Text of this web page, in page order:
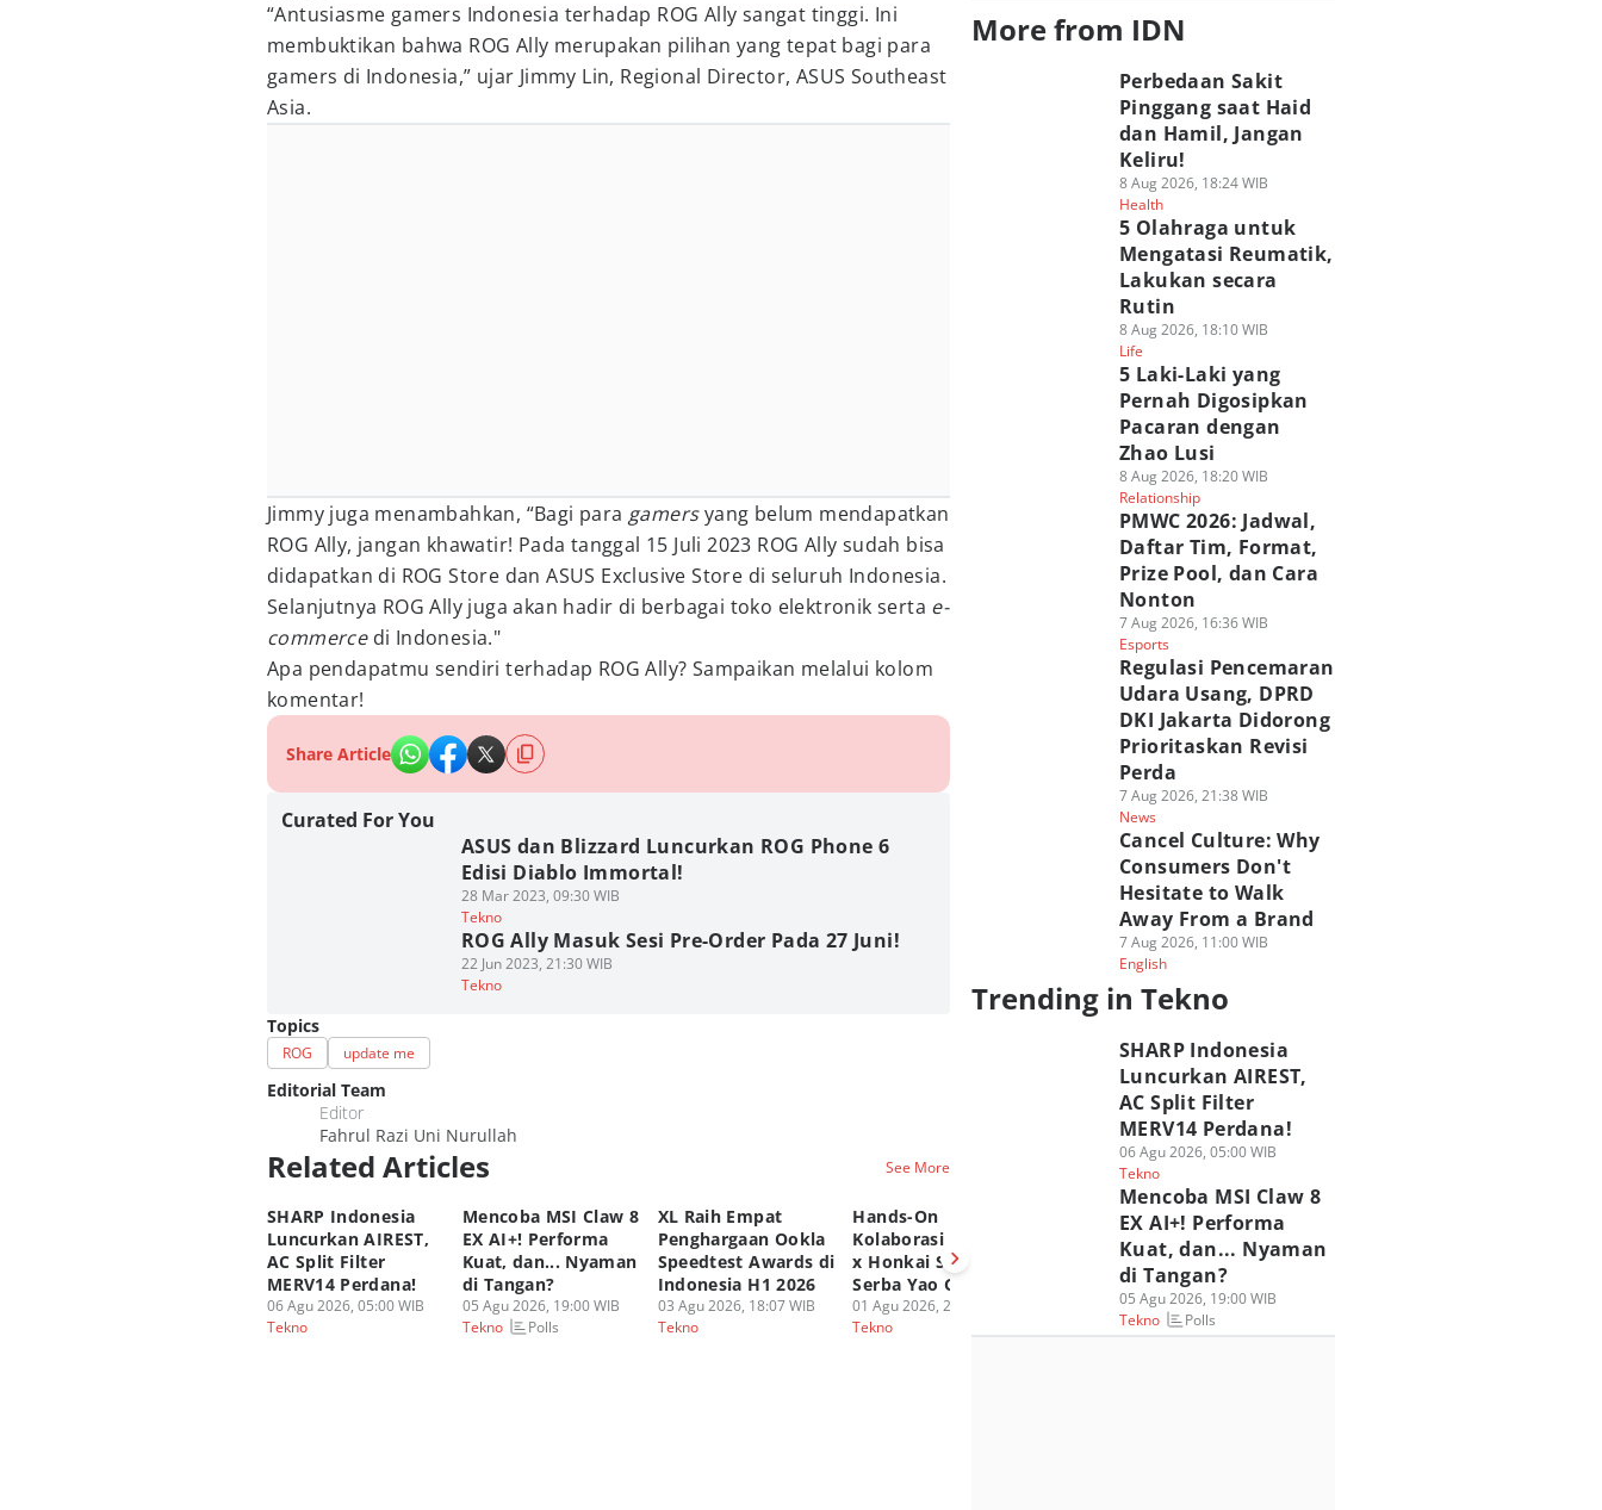
“Antusiasme gamers Indonesia terhadap ROG Ally sangat tinggi. Ini
membuktikan bahwa ROG Ally merupakan pilihan yang tepat bagi para
gamers di Indonesia,” ujar Jimmy Lin, Regional Director, ASUS Southeast
Asia.
Jimmy juga menambahkan, “Bagi para gamersyang belum mendapatkan
ROG Ally, jangan khawatir! Pada tanggal 15 Juli 2023 ROG Ally sudah bisa
didapatkan di ROG Store dan ASUS Exclusive Store di seluruh Indonesia.
Selanjutnya ROG Ally juga akan hadir di berbagai toko elektronik serta e-
commercedi Indonesia."
Apa pendapatmu sendiri terhadap ROG Ally? Sampaikan melalui kolom
komentar!
Share Article
Curated For You
ASUS dan Blizzard Luncurkan ROG Phone 6
Edisi Diablo Immortal!
28 Mar 2023, 09:30 WIB
Tekno
ROG Ally Masuk Sesi Pre-Order Pada 27 Juni!
22 Jun 2023, 21:30 WIB
Tekno
Topics
ROG update me
Editorial Team
Editor
Fahrul Razi Uni Nurullah
Related Articles See More
SHARP Indonesia
Luncurkan AIREST,
AC Split Filter
MERV14 Perdana!
06 Agu 2026, 05:00 WIB
Tekno
Mencoba MSI Claw 8
EX AI+! Performa
Kuat, dan... Nyaman
di Tangan?
05 Agu 2026, 19:00 WIB
Tekno
Polls
XL Raih Empat
Penghargaan Ookla
Speedtest Awards di
Indonesia H1 2026
03 Agu 2026, 18:07 WIB
Tekno
Hands-On
Kolaborasi UGREEN
x Honkai Star Rail,
Serba Yao Guang!
01 Agu 2026, 20:16 WIB
Tekno
ASUS ROG Hadirkan
Pengalaman Gaming
Epik di HoYo FEST
2026 Indonesia
30 Jul 2026, 17:30 WIB
ASUS ROG Gandeng
Spider-Man Brand
New Day, Intip
30 Jul 2026, 16:30 WIB
More from IDN
Perbedaan Sakit
Pinggang saat Haid
dan Hamil, Jangan
Keliru!
8 Aug 2026, 18:24 WIB
Health
5 Olahraga untuk
Mengatasi Reumatik,
Lakukan secara
Rutin
8 Aug 2026, 18:10 WIB
Life
5 Laki-Laki yang
Pernah Digosipkan
Pacaran dengan
Zhao Lusi
8 Aug 2026, 18:20 WIB
Relationship
PMWC 2026: Jadwal,
Daftar Tim, Format,
Prize Pool, dan Cara
Nonton
7 Aug 2026, 16:36 WIB
Esports
Regulasi Pencemaran
Udara Usang, DPRD
DKI Jakarta Didorong
Prioritaskan Revisi
Perda
7 Aug 2026, 21:38 WIB
News
Cancel Culture: Why
Consumers Don't
Hesitate to Walk
Away From a Brand
7 Aug 2026, 11:00 WIB
English
Trending in Tekno
SHARP Indonesia
Luncurkan AIREST,
AC Split Filter
MERV14 Perdana!
06 Agu 2026, 05:00 WIB
Tekno
Mencoba MSI Claw 8
EX AI+! Performa
Kuat, dan... Nyaman
di Tangan?
05 Agu 2026, 19:00 WIB
Tekno
Polls